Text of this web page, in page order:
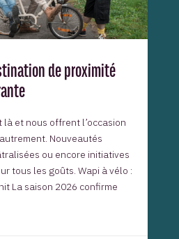
de proximité
là et nous offrent l’occasion
Nouveautés
ou encore initiatives
tous les goûts. Wapi à vélo :
La saison 2026 confirme